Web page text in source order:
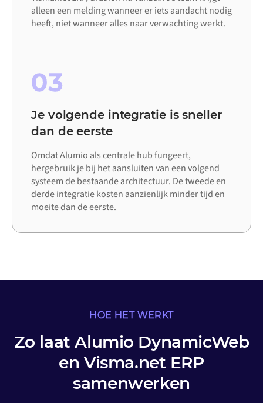
alleen een melding wanneer er iets aandacht nodig
heeft, niet wanneer alles naar verwachting werkt.
03
Je volgende integratie is sneller
dan de eerste
Omdat Alumio als centrale hub fungeert,
hergebruik je bij het aansluiten van een volgend
systeem de bestaande architectuur. De tweede en
derde integratie kosten aanzienlijk minder tijd en
moeite dan de eerste.
HOE HET WERKT
Zo laat Alumio DynamicWeb
en Visma.net ERP
samenwerken